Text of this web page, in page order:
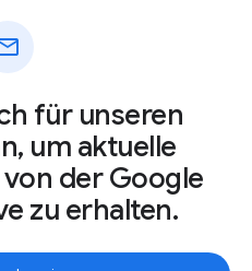
für unseren
um aktuelle
der Google
zu erhalten.